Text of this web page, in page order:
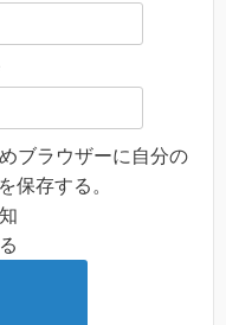
ブラウザーに自分の
保存する。